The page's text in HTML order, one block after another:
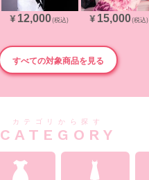
¥ 12,000(税込) ¥15,000(税込)
すべての対象商品を見る
カテゴリから探す
C A T E G O R Y